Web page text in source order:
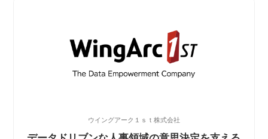
ウイングアーク１ｓｔ株式会社